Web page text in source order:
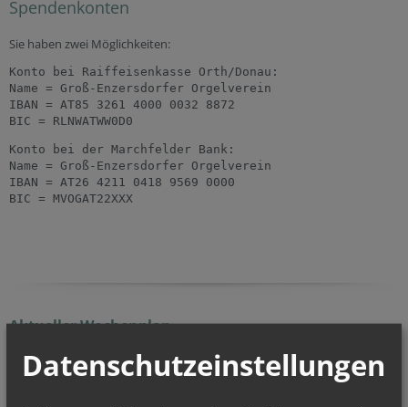
Spendenkonten
Sie haben zwei Möglichkeiten:
Konto bei Raiffeisenkasse Orth/Donau:
Name = Groß-Enzersdorfer Orgelverein
IBAN = AT85 3261 4000 0032 8872
BIC = RLNWATWW0D0
Konto bei der Marchfelder Bank:
Name = Groß-Enzersdorfer Orgelverein
IBAN = AT26 4211 0418 9569 0000
BIC = MVOGAT22XXX
Aktueller Wochenplan
Die Woche der Pfarren & aktuelle Verlautbarungen
Datenschutzeinstellungen